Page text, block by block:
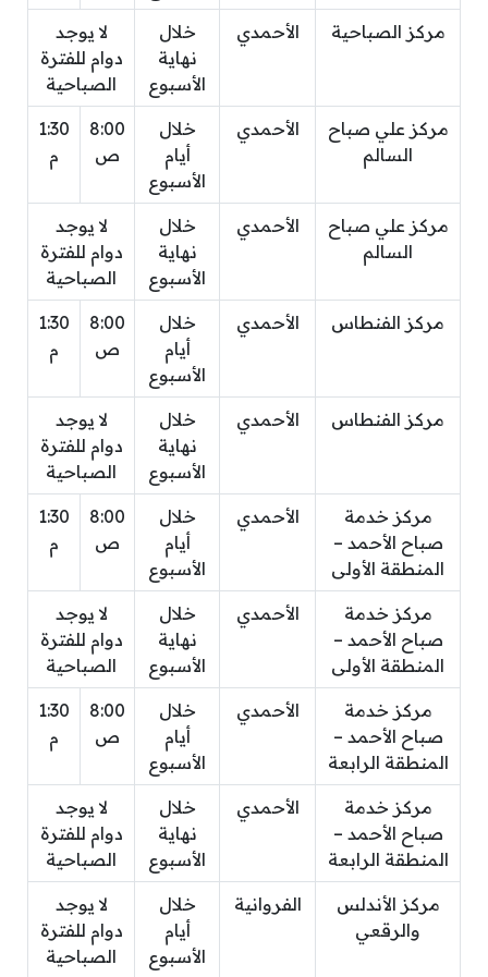
مركز الصباحية الأحمدي
خلال
نهاية
الأسبوع
لا يوجد
دوام للفترة
الصباحية
مركز علي صباح
السالم
الأحمدي
خلال
أيام
الأسبوع
8:00
ص
1:30
م
مركز علي صباح
السالم
الأحمدي
خلال
نهاية
الأسبوع
لا يوجد
دوام للفترة
الصباحية
مركز الفنطاس الأحمدي
خلال
أيام
الأسبوع
8:00
ص
1:30
م
مركز الفنطاس الأحمدي
خلال
نهاية
الأسبوع
لا يوجد
دوام للفترة
الصباحية
مركز خدمة
صباح الأحمد –
المنطقة الأولى
الأحمدي
خلال
أيام
الأسبوع
8:00
ص
1:30
م
مركز خدمة
صباح الأحمد –
المنطقة الأولى
الأحمدي
خلال
نهاية
الأسبوع
لا يوجد
دوام للفترة
الصباحية
مركز خدمة
صباح الأحمد –
المنطقة الرابعة
الأحمدي
خلال
أيام
الأسبوع
8:00
ص
1:30
م
مركز خدمة
صباح الأحمد –
المنطقة الرابعة
الأحمدي
خلال
نهاية
الأسبوع
لا يوجد
دوام للفترة
الصباحية
مركز الأندلس
والرقعي
الفروانية
خلال
أيام
الأسبوع
لا يوجد
دوام للفترة
الصباحية